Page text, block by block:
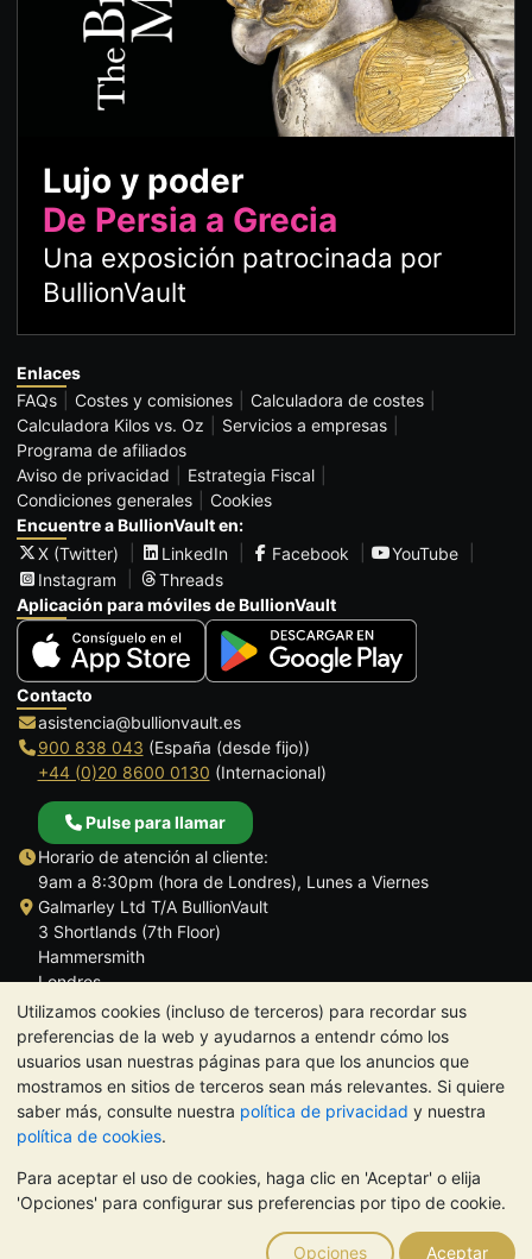
Utilizamos cookies (incluso de terceros) para recordar sus
preferencias de la web y ayudarnos a entendr cómo los
usuarios usan nuestras páginas para que los anuncios que
mostramos en sitios de terceros sean más relevantes. Si quiere
saber más, consulte nuestra política de privacidad y nuestra
política de cookies.
Para aceptar el uso de cookies, haga clic en 'Aceptar' o elija
'Opciones' para configurar sus preferencias por tipo de cookie.
Opciones Aceptar
Lujo y poder
De Persia a Grecia
Una exposición patrocinada por
BullionVault
Enlaces
FAQs
Costes y comisiones
Calculadora de costes
Calculadora Kilos vs. Oz
Servicios a empresas
Programa de afiliados
Aviso de privacidad
Estrategia Fiscal
Condiciones generales
Cookies
Encuentre a BullionVault en:
X (Twitter)
LinkedIn Facebook
YouTube
Instagram
Threads
Aplicación para móviles de BullionVault
Contacto
asistencia@bullionvault.es
900 838 043 (España (desde fijo))
+44 (0)20 8600 0130 (Internacional)
Pulse para llamar
Horario de atención al cliente:
9am a 8:30pm (hora de Londres), Lunes a Viernes
Galmarley Ltd T/A BullionVault
3 Shortlands (7th Floor)
Hammersmith
Londres
W6 8DA
Reino Unido
NOTA: El valor de los metales preciosos puede tanto bajar como
subir. Las tendencias históricas no garantizan la evolución
futura de los precios. Nada de lo contenido en los sitios web de
BullionVault ni en ninguna de sus comunicaciones constituye